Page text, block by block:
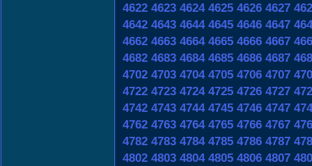
4622 4623 4624 4625 4626 4627
4642 4643 4644 4645 4646 4647
4662 4663 4664 4665 4666 4667
4682 4683 4684 4685 4686 4687
4702 4703 4704 4705 4706 4707
4722 4723 4724 4725 4726 4727
4742 4743 4744 4745 4746 4747
4762 4763 4764 4765 4766 4767
4782 4783 4784 4785 4786 4787
4802 4803 4804 4805 4806 4807